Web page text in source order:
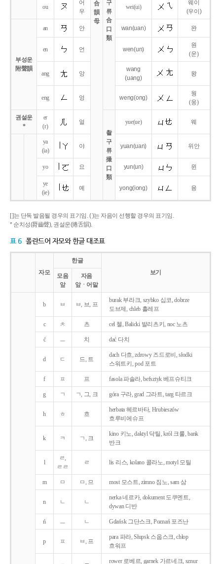
合
韻
母
구
류
合
口
類
ou
어
우
wei(ui)
웨이
(우이)
부성운
附聲韻
an 안 wan(uan) 완
en 언 wen(un)
원
(운)
ang 앙
wang
(uang)
왕
eng 엉 weng(ong)
웡
(웅)
권설운
*
er
(r)
얼
촬
구
류
撮
口
類
yue(ue) 웨
ya
(ia)
야 yuan(uan) 위안
yo 요 yun(un) 윈
ye
(ie)
예 yong(iong) 융
[ ]는 단독 발음될 경우의 표기임. ( )는 자음이 선행할 경우의 표기임.
* 순치성(脣齒聲), 권설운(捲舌韻).
표 6 폴란드어 자모와 한글 대조표
자모
한글
보기
모음
앞
자음
앞ㆍ어말
b ㅂ ㅂ, 브, 프
burak 부라크, szybko 십코, dobrze
도브제, chleb 흘레프
c ㅊ 츠 cel 첼, Balicki 발리츠키, noc 노츠
ć ㅡ 치 dać 다치
d ㄷ 드, 트
dach 다흐, zdrowy 즈드로비, słodki
스워트키, pod 포트
f ㅍ 프 fasola 파솔라, befsztyk 베프슈티크
g ㄱ ㄱ, 그, 크 góra 구라, grad 그라트, targ 타르크
h ㅎ 흐
herbata 헤르바타, Hrubieszów
흐루비에슈프
k ㅋ ㄱ, 크
kino 키노, daktyl 닥틸, król 크룰, bank
반크
l
ㄹ,
ㄹㄹ
ㄹ lis 리스, kolano 콜라노, motyl 모틸
m ㅁ ㅁ, 므 most 모스트, zimno 짐노, sam 삼
n ㄴ ㄴ
nerka 네르카, dokument 도쿠멘트,
dywan 디반
ń ㅡ ㄴ Gdańsk 그단스크, Poznań 포즈난
p ㅍ ㅂ, 프
para 파라, Słupsk 스웁스크, chłop
흐워프
rower 로베르, garnek 가르네크, sznur